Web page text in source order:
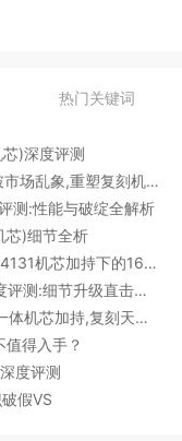
热门关键词
)深度评测
VS厂丹东3255真一体机心深度评测:打破市场乱象,重塑复刻机芯新标杆​
测:性能与破绽全解析
芯)细节全析
VS厂V2配重版间金迪通拿深度评测:丹东4131机芯加持下的165克精密之作​
PPF厂百达翡丽5712/1A-V3版鹦鹉螺深度评测:细节升级直击正品
VS厂黑盘海马300V4版上手评测:8800一体机芯加持,复刻天花板实至名归?
得入手？
度评测
假VS